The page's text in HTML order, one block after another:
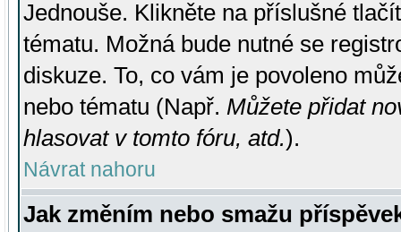
Jednouše. Klikněte na příslušné
tématu. Možná bude nutné se
diskuze. To, co vám je povoleno
nebo tématu (Např. Můžete přidat
hlasovat v tomto fóru, atd.).
Návrat nahoru
Jak změním nebo smažu